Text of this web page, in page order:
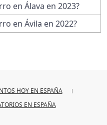
en Álava en 2023?
en Ávila en 2022?
HOY EN ESPAÑA
EN ESPAÑA